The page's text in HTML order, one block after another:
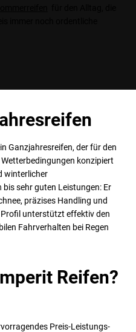
Ganzjahresreifen, der für den
konzipiert
winterlicher
sehr guten Leistungen: Er
präzises Handling und
unterstützt effektiv den
Fahrverhalten bei Regen
Reifen?
Preis-Leistungs-